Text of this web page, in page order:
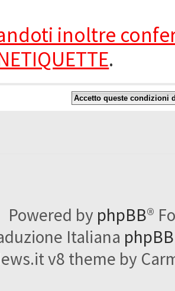
inoltre
.
Powered by phpBB®
Italiana
v8 theme by